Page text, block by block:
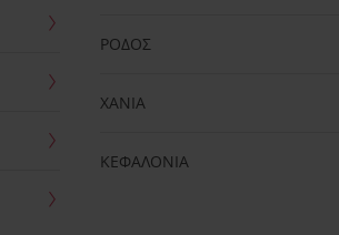
ΡΟΔΟΣ
ΧΑΝΙΑ
ΚΕΦΑΛΟΝΙΑ